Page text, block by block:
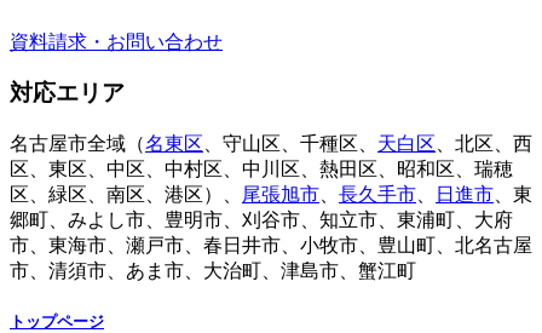
資料請求・お問い合わせ
対応エリア
名古屋市全域（名東区 、守山区、千種区、 天白区 、北区、西
区、東区、中区、中村区、中川区、熱田区、昭和区、瑞穂
区、緑区、南区、港区）、
尾張旭市 長久手市 日進市 、東
郷町、みよし市、豊明市、刈谷市、知立市、東浦町、大府
市、東海市、瀬戸市、春日井市、小牧市、豊山町、北名古屋
市、清須市、あま市、大治町、津島市、蟹江町
トップページ